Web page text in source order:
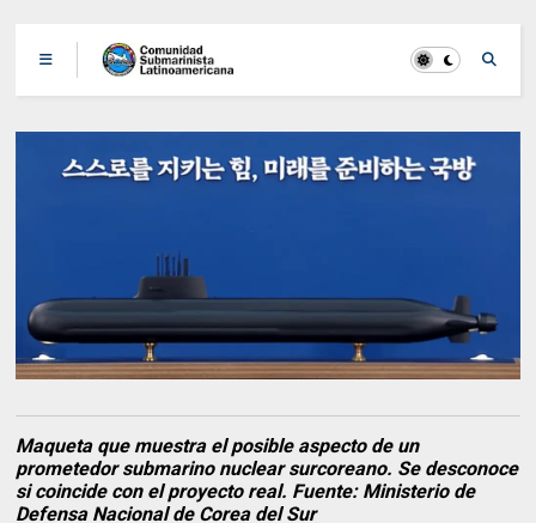
Maqueta que muestra el posible aspecto de un
prometedor submarino nuclear surcoreano. Se desconoce
si coincide con el proyecto real. Fuente: Ministerio de
Defensa Nacional de Corea del Sur